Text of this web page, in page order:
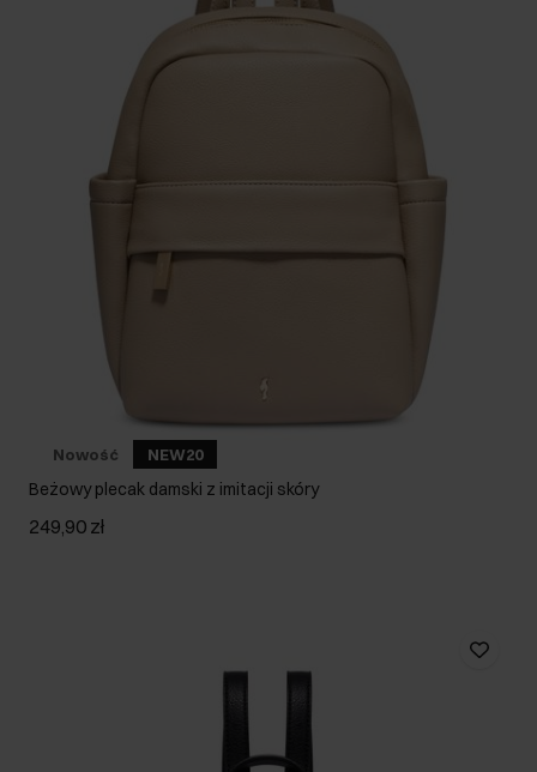
Nowość NEW20
Beżowy plecak damski z imitacji skóry
249,90 zł